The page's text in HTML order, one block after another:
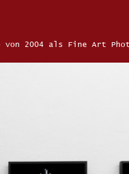
von 2004 als Fine Art